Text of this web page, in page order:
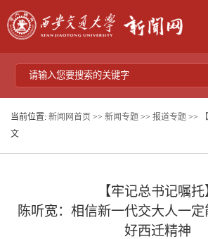
当前位置: 新闻网首页 >> 新闻专题 >> 报道专题 >>
文
【牢记总书记嘱托
陈听宽：相信新一代交大人一
好西迁精神